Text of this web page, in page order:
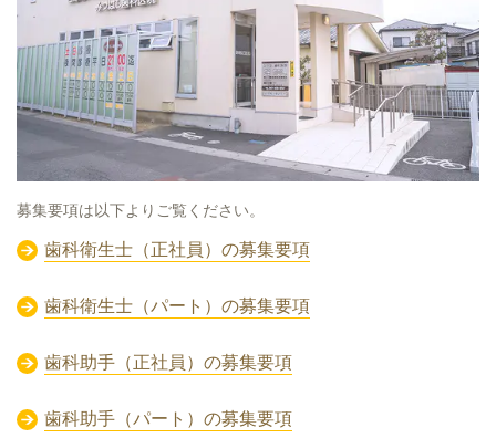
募集要項は以下よりご覧ください。
歯科衛生士（正社員）の募集要項
歯科衛生士（パート）の募集要項
歯科助手（正社員）の募集要項
歯科助手（パート）の募集要項